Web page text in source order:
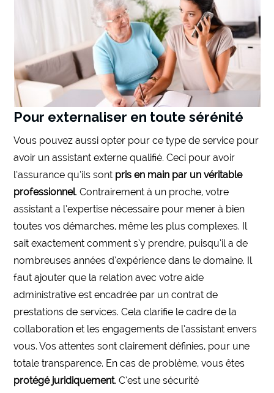
Pour externaliser en toute sérénité
Vous pouvez aussi opter pour ce type de service pour
avoir un assistant externe qualifié. Ceci pour avoir
l’assurance qu’ils sont pris en main par un véritable
professionnel. Contrairement à un proche, votre
assistant a l’expertise nécessaire pour mener à bien
toutes vos démarches, même les plus complexes. Il
sait exactement comment s’y prendre, puisqu’il a de
nombreuses années d’expérience dans le domaine. Il
faut ajouter que la relation avec votre aide
administrative est encadrée par un contrat de
prestations de services. Cela clarifie le cadre de la
collaboration et les engagements de l’assistant envers
vous. Vos attentes sont clairement définies, pour une
totale transparence. En cas de problème, vous êtes
protégé juridiquement. C’est une sécurité